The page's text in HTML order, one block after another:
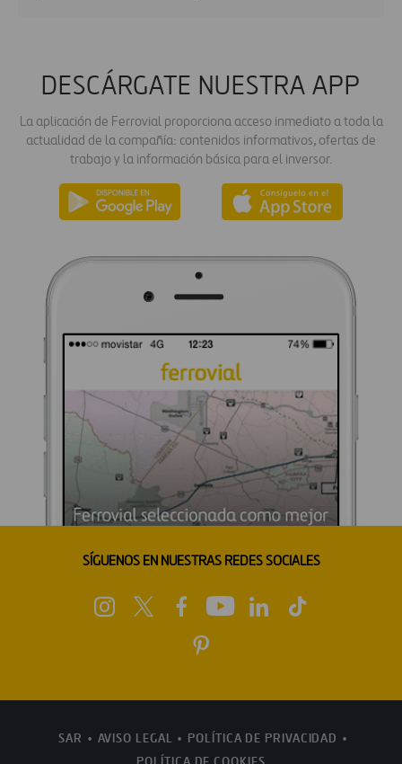
DESCÁRGATE NUESTRA APP
La aplicación de Ferrovial proporciona acceso inmediato a toda la
actualidad de la compañía: contenidos informativos, ofertas de
trabajo y la información básica para el inversor.
SÍGUENOS EN NUESTRAS REDES SOCIALES
SAR AVISO LEGAL
POLÍTICA DE PRIVACIDAD